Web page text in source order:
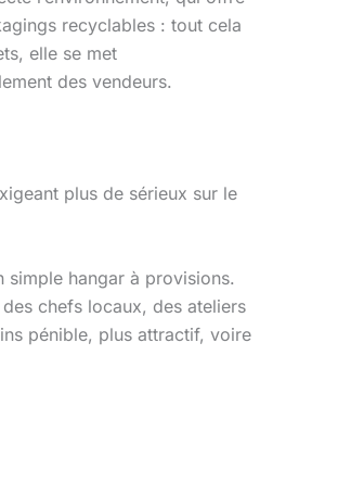
recyclables : tout cela
elle se met
des vendeurs.
plus de sérieux sur le
simple hangar à provisions.
chefs locaux, des ateliers
pénible, plus attractif, voire